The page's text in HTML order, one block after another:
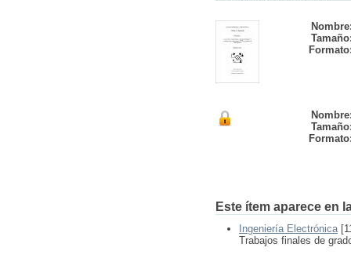
Este ítem aparece en
Ingeniería Electrónica
Trabajos finales de